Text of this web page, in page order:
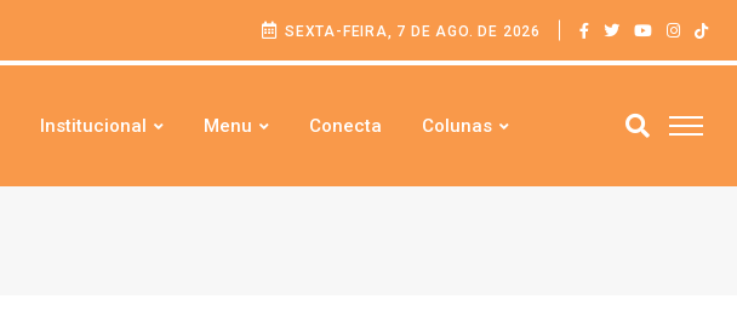
SEXTA-FEIRA, 7 DE AGO. DE 2026
Institucional Menu Conecta Colunas